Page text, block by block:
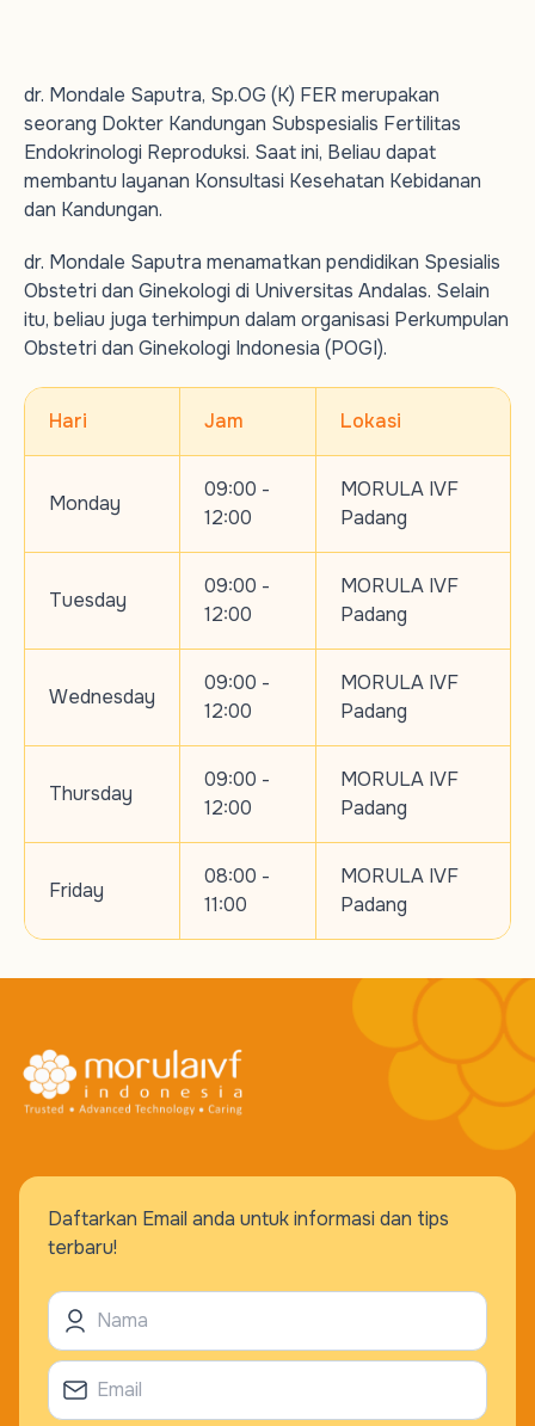
dr. Mondale Saputra, Sp.OG (K) FER merupakan
seorang Dokter Kandungan Subspesialis Fertilitas
Endokrinologi Reproduksi. Saat ini, Beliau dapat
membantu layanan Konsultasi Kesehatan Kebidanan
dan Kandungan.
dr. Mondale Saputra menamatkan pendidikan Spesialis
Obstetri dan Ginekologi di Universitas Andalas. Selain
itu, beliau juga terhimpun dalam organisasi Perkumpulan
Obstetri dan Ginekologi Indonesia (POGI).
Hari Jam Lokasi
Monday
09:00 -
12:00
MORULA IVF
Padang
Tuesday
09:00 -
12:00
MORULA IVF
Padang
Wednesday
09:00 -
12:00
MORULA IVF
Padang
Thursday
09:00 -
12:00
MORULA IVF
Padang
Friday
08:00 -
11:00
MORULA IVF
Padang
Daftarkan Email anda untuk informasi dan tips
terbaru!